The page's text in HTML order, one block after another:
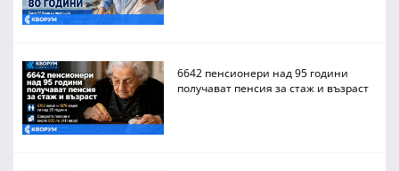
6642 пенсионери над 95 години
получават пенсия за стаж и възраст